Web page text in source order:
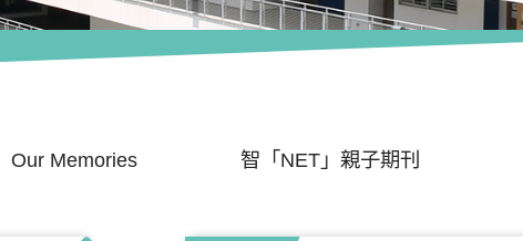
Our Memories 智「NET」親子期刊